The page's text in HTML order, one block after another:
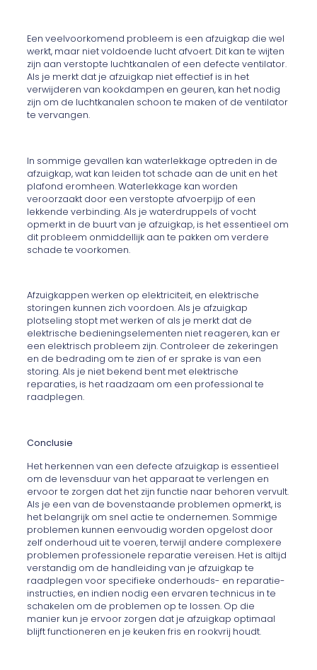
Een veelvoorkomend probleem is een afzuigkap die wel
werkt, maar niet voldoende lucht afvoert. Dit kan te wijten
zijn aan verstopte luchtkanalen of een defecte ventilator.
Als je merkt dat je afzuigkap niet effectief is in het
verwijderen van kookdampen en geuren, kan het nodig
zijn om de luchtkanalen schoon te maken of de ventilator
te vervangen.
In sommige gevallen kan waterlekkage optreden in de
afzuigkap, wat kan leiden tot schade aan de unit en het
plafond eromheen. Waterlekkage kan worden
veroorzaakt door een verstopte afvoerpijp of een
lekkende verbinding. Als je waterdruppels of vocht
opmerkt in de buurt van je afzuigkap, is het essentieel om
dit probleem onmiddellijk aan te pakken om verdere
schade te voorkomen.
Afzuigkappen werken op elektriciteit, en elektrische
storingen kunnen zich voordoen. Als je afzuigkap
plotseling stopt met werken of als je merkt dat de
elektrische bedieningselementen niet reageren, kan er
een elektrisch probleem zijn. Controleer de zekeringen
en de bedrading om te zien of er sprake is van een
storing. Als je niet bekend bent met elektrische
reparaties, is het raadzaam om een professional te
raadplegen.
Conclusie
Het herkennen van een defecte afzuigkap is essentieel
om de levensduur van het apparaat te verlengen en
ervoor te zorgen dat het zijn functie naar behoren vervult.
Als je een van de bovenstaande problemen opmerkt, is
het belangrijk om snel actie te ondernemen. Sommige
problemen kunnen eenvoudig worden opgelost door
zelf onderhoud uit te voeren, terwijl andere complexere
problemen professionele reparatie vereisen. Het is altijd
verstandig om de handleiding van je afzuigkap te
raadplegen voor specifieke onderhouds- en reparatie-
instructies, en indien nodig een ervaren technicus in te
schakelen om de problemen op te lossen. Op die
manier kun je ervoor zorgen dat je afzuigkap optimaal
blijft functioneren en je keuken fris en rookvrij houdt.